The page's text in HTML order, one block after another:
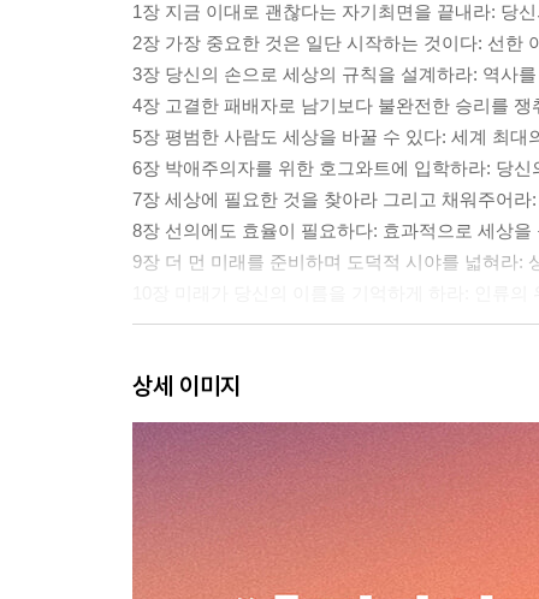
1장 지금 이대로 괜찮다는 자기최면을 끝내라: 당
2장 가장 중요한 것은 일단 시작하는 것이다: 선한
3장 당신의 손으로 세상의 규칙을 설계하라: 역사
4장 고결한 패배자로 남기보다 불완전한 승리를
5장 평범한 사람도 세상을 바꿀 수 있다: 세계 최
6장 박애주의자를 위한 호그와트에 입학하라: 당
7장 세상에 필요한 것을 찾아라 그리고 채워주어
8장 선의에도 효율이 필요하다: 효과적으로 세상
9장 더 먼 미래를 준비하며 도덕적 시야를 넓혀라:
선한 야망을 위한 학교
선한 야망을 위한 학교의 일곱 가지 설립 원칙
감사의 글
상세 이미지